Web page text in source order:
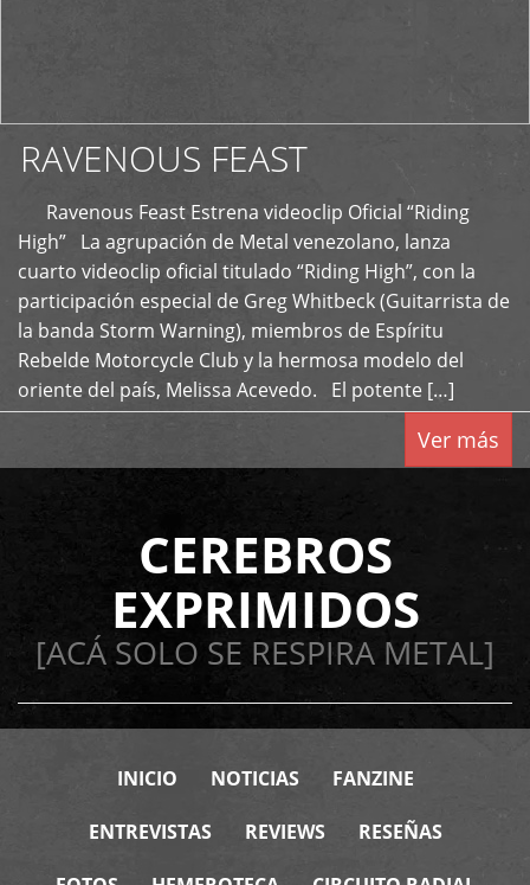
RAVENOUS FEAST
Ravenous Feast Estrena videoclip Oficial “Riding
High” La agrupación de Metal venezolano, lanza
cuarto videoclip oficial titulado “Riding High”, con la
participación especial de Greg Whitbeck (Guitarrista de
la banda Storm Warning), miembros de Espíritu
Rebelde Motorcycle Club y la hermosa modelo del
oriente del país, Melissa Acevedo. El potente […]
Ver más
CEREBROS
EXPRIMIDOS
[ACÁ SOLO SE RESPIRA METAL]
INICIO NOTICIAS FANZINE
ENTREVISTAS REVIEWS RESEÑAS